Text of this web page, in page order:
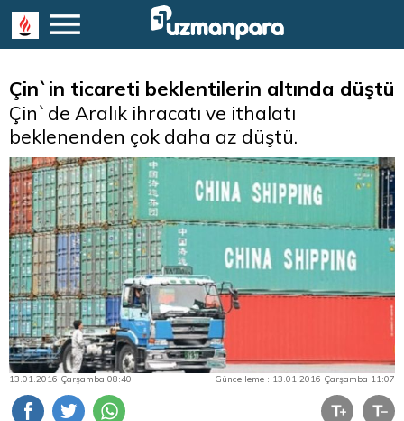
Çin`in ticareti beklentilerin altında düştü
Çin`de Aralık ihracatı ve ithalatı
beklenenden çok daha az düştü.
13.01.2016 Çarşamba 08:40 Güncelleme : 13.01.2016 Çarşamba 11:07